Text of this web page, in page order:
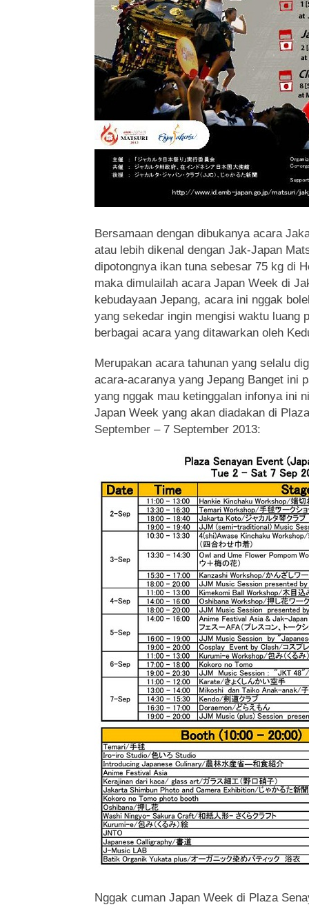
Bersamaan dengan dibukanya acara
atau lebih dikenal dengan Jak-Japan
dipotongnya ikan tuna sebesar 75 kg di
maka dimulailah acara Japan Week di
kebudayaan Jepang, acara ini nggak
yang sekedar ingin mengisi waktu luang
berbagai acara yang ditawarkan oleh
Merupakan acara tahunan yang selalu
acara-acaranya yang Jepang Banget ini
yang nggak mau ketinggalan infonya ini
Japan Week yang akan diadakan di
September – 7 September 2013:
Nggak cuman Japan Week di Plaza